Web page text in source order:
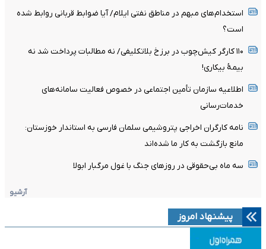
استخدام‌های مبهم در مناطق نفتی ایلام/ آیا ضوابط قربانی روابط شده
است؟
۱۱۰ کارگر کیش‌چوب در برزخ بلاتکلیفی/ نه مطالبات پرداخت شد نه
بیمۀ بیکاری!
اطلاعیه سازمان تأمین اجتماعی در خصوص فعالیت سامانه‌های
خدمات‌رسانی
نامه کارگران اخراجی پتروشیمی سلمان فارسی به استاندار خوزستان:
مانع بازگشت به کار ما شده‌اند
سه ماه بی‌حقوقی در روزهای جنگ با غول مرگبار ابولا
آرشیو
پیشنهاد امروز